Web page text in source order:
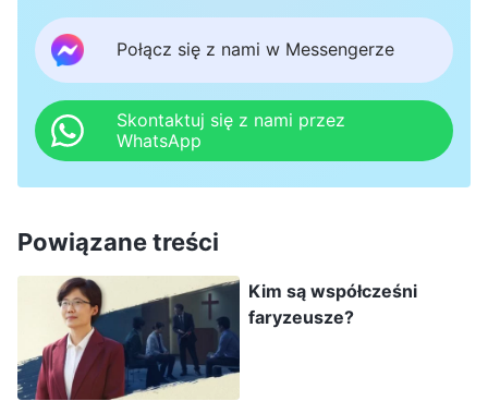
szatan to wróg Boga, używa sztuczek, by
zaszkodzić dziełu Boga tak, by ludzie porzucili i
zdradzili Boga, by żyli pod władzą szatana.
Wtedy on może ich kontrolować, a na koniec
wraz z nim zostaną ukarani w piekle.
Zrozumiałem, że duchowni to słudzy szatana.
przeszkadzali w tym innym ludziom. Ich kazania
nie dawały pokarmu duchowego, a oni
wzbraniali ludziom szukania prawdziwej drogi.
Widząc, że przestaliśmy chodzić do kościoła i ich
Połącz się z nami w Messengerze
Skontaktuj się z nami przez
WhatsApp
Powiązane treści
Kim są współcześni
faryzeusze?